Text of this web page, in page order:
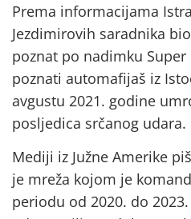
Prema informacijama
Jezdimirovih saradnika
poznat po nadimku Super
poznati automafijaš iz
avgustu 2021. godine
posljedica srčanog udara.
Mediji iz Južne Amerike
je mreža kojom je
periodu od 2020. do